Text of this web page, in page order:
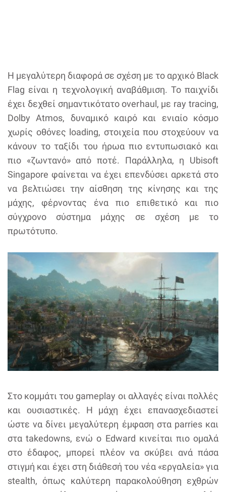
Η μεγαλύτερη διαφορά σε σχέση με το αρχικό Black
Flag είναι η τεχνολογική αναβάθμιση. Το παιχνίδι
έχει δεχθεί σημαντικότατο overhaul, με ray tracing,
Dolby Atmos, δυναμικό καιρό και ενιαίο κόσμο
χωρίς οθόνες loading, στοιχεία που στοχεύουν να
κάνουν το ταξίδι του ήρωα πιο εντυπωσιακό και
πιο «ζωντανό» από ποτέ. Παράλληλα, η Ubisoft
Singapore φαίνεται να έχει επενδύσει αρκετά στο
να βελτιώσει την αίσθηση της κίνησης και της
μάχης, φέρνοντας ένα πιο επιθετικό και πιο
σύγχρονο σύστημα μάχης σε σχέση με το
πρωτότυπο.
Στο κομμάτι του gameplay οι αλλαγές είναι πολλές
και ουσιαστικές. Η μάχη έχει επανασχεδιαστεί
ώστε να δίνει μεγαλύτερη έμφαση στα parries και
στα takedowns, ενώ ο Edward κινείται πιο ομαλά
στο έδαφος, μπορεί πλέον να σκύβει ανά πάσα
στιγμή και έχει στη διάθεσή του νέα «εργαλεία» για
stealth, όπως καλύτερη παρακολούθηση εχθρών